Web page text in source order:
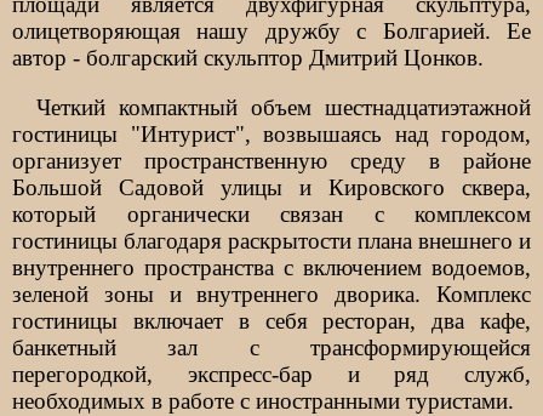
олицетворяющая нашу дружбу с Болгарией. Ее
автор - болгарский скульптор Дмитрий Цонков.
Четкий компактный объем шестнадцатиэтажной
гостиницы "Интурист", возвышаясь над городом,
организует пространственную среду в районе
Большой Садовой улицы и Кировского сквера,
который органически связан с комплексом
гостиницы благодаря раскрытости плана внешнего и
внутреннего пространства с включением водоемов,
зеленой зоны и внутреннего дворика. Комплекс
гостиницы включает в себя ресторан, два кафе,
банкетный зал с трансформирующейся
перегородкой, экспресс-бар и ряд служб,
необходимых в работе с иностранными туристами.